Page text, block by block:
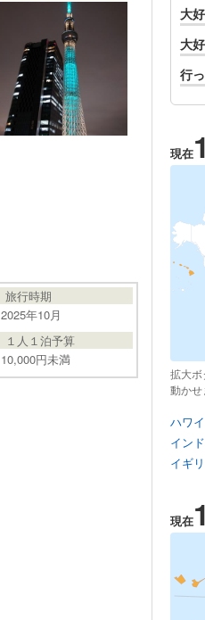
旅行時期
2025年10月
１人１泊予算
10,000円未満
大
大
行
現在
拡大
動か
ハワイ
イン
イギ
現在